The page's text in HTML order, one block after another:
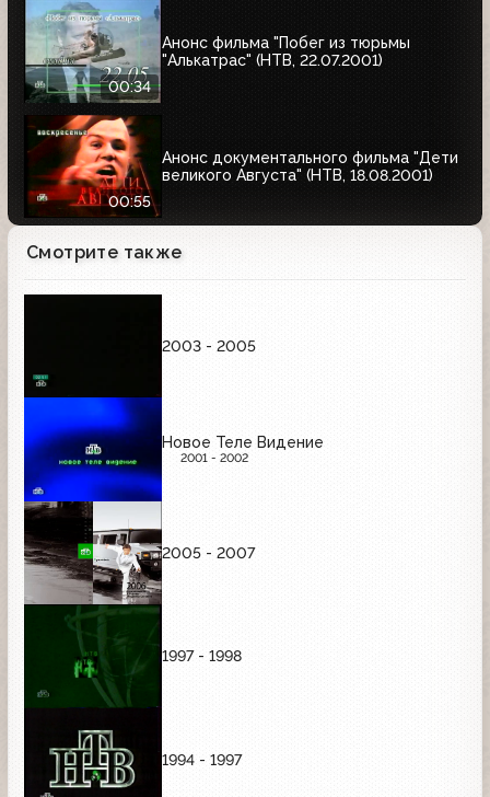
00:34
Анонс фильма "Побег из тюрьмы
"Алькатрас" (НТВ, 22.07.2001)
00:55
Анонс документального фильма "Дети
великого Августа" (НТВ, 18.08.2001)
Смотрите также
2003 - 2005
Новое Теле Видение
2001 - 2002
2005 - 2007
1997 - 1998
1994 - 1997